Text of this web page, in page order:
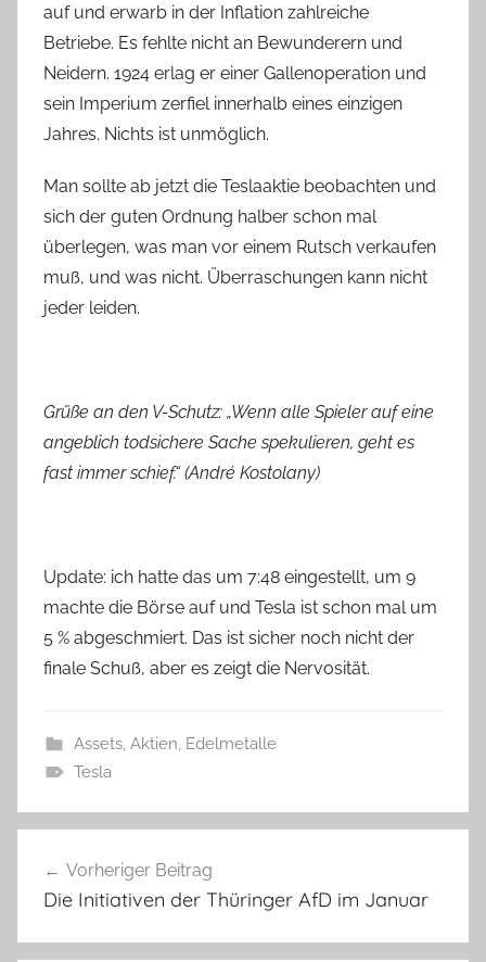
auf und erwarb in der Inflation zahlreiche
Betriebe. Es fehlte nicht an Bewunderern und
Neidern. 1924 erlag er einer Gallenoperation und
sein Imperium zerfiel innerhalb eines einzigen
Jahres. Nichts ist unmöglich.
Man sollte ab jetzt die Teslaaktie beobachten und
sich der guten Ordnung halber schon mal
überlegen, was man vor einem Rutsch verkaufen
muß, und was nicht. Überraschungen kann nicht
jeder leiden.
Grüße an den V-Schutz: „Wenn alle Spieler auf eine
angeblich todsichere Sache spekulieren, geht es
fast immer schief.“ (André Kostolany)
Update: ich hatte das um 7:48 eingestellt, um 9
machte die Börse auf und Tesla ist schon mal um
5 % abgeschmiert. Das ist sicher noch nicht der
finale Schuß, aber es zeigt die Nervosität.
Assets, Aktien, Edelmetalle
Tesla
Vorheriger Beitrag
Die Initiativen der Thüringer AfD im Januar